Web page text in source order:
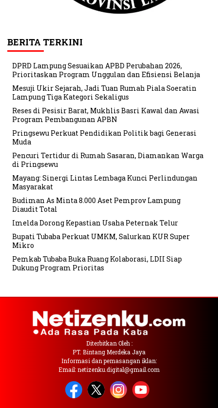
BERITA TERKINI
DPRD Lampung Sesuaikan APBD Perubahan 2026,
Prioritaskan Program Unggulan dan Efisiensi Belanja
Mesuji Ukir Sejarah, Jadi Tuan Rumah Piala Soeratin
Lampung Tiga Kategori Sekaligus
Reses di Pesisir Barat, Mukhlis Basri Kawal dan Awasi
Program Pembangunan APBN
Pringsewu Perkuat Pendidikan Politik bagi Generasi
Muda
Pencuri Tertidur di Rumah Sasaran, Diamankan Warga
di Pringsewu
Mayang: Sinergi Lintas Lembaga Kunci Perlindungan
Masyarakat
Budiman As Minta 8.000 Aset Pemprov Lampung
Diaudit Total
Imelda Dorong Kepastian Usaha Peternak Telur
Bupati Tubaba Perkuat UMKM, Salurkan KUR Super
Mikro
Pemkab Tubaba Buka Ruang Kolaborasi, LDII Siap
Dukung Program Prioritas
Diterbitkan Oleh :
PT. Bintang Merdeka Jaya
Informasi dan pemasangan iklan:
Email: netizenku.digital@gmail.com